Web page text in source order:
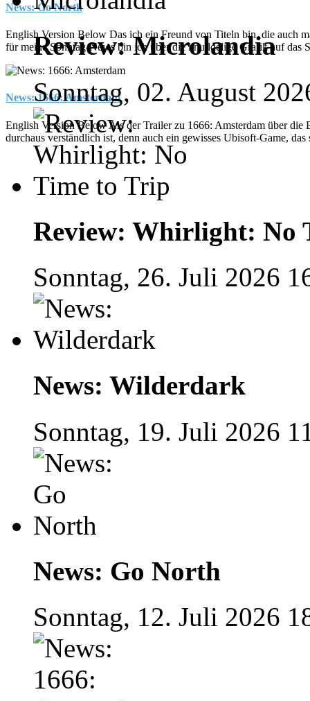
News: Go North
English Version Below Das ich ein Freund von Titeln bin, die auch
für meine Sonntag-News bin ich über die knuddelige Grafik auf das
News: 1666: Amsterdam
English Version Below Als der Trailer zu 1666: Amsterdam über die
durchaus verständlich ist, denn auch ein gewisses Ubisoft-Game,
Review: Microlandia
Sonntag, 02. August
Review: Whirlight: No
Sonntag, 26. Juli 2026
News: Wilderdark
Sonntag, 19. Juli 2026
News: Go North
Sonntag, 12. Juli 2026